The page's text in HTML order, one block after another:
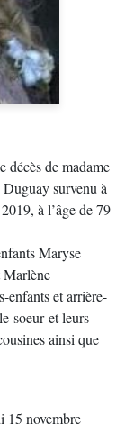
décès de madame
survenu à
à l’âge de 79
Maryse
enfants et arrière-
soeur et leurs
ainsi que
15 novembre